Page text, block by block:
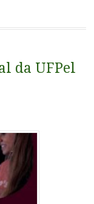
da UFPel